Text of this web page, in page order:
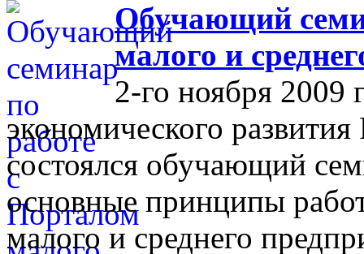
Обучающий
малого и
2-го ноября 2009
экономического
состоялся обучающий
основные принципы
малого и среднего